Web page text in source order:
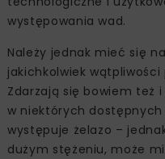
występowania wad.
Należy jednak mieć się
jakichkolwiek
Zdarzają się bowiem też
w niektórych
występuje żelazo –
dużym stężeniu, może